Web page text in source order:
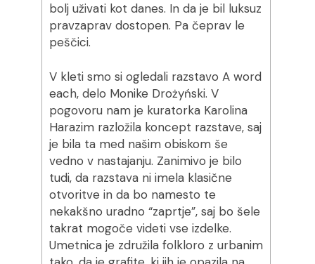
bolj uživati kot danes. In da je bil luksuz
pravzaprav dostopen. Pa čeprav le
peščici.
V kleti smo si ogledali razstavo A word
each, delo Monike Drożyński. V
pogovoru nam je kuratorka Karolina
Harazim razložila koncept razstave, saj
je bila ta med našim obiskom še
vedno v nastajanju. Zanimivo je bilo
tudi, da razstava ni imela klasične
otvoritve in da bo namesto te
nekakšno uradno “zaprtje”, saj bo šele
takrat mogoče videti vse izdelke.
Umetnica je združila folkloro z urbanim